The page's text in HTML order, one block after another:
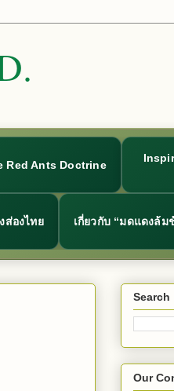
Red Ants Doctrine
ส่องไทย เกี่ยวกับ “มดแดงล้ม
Search
Our